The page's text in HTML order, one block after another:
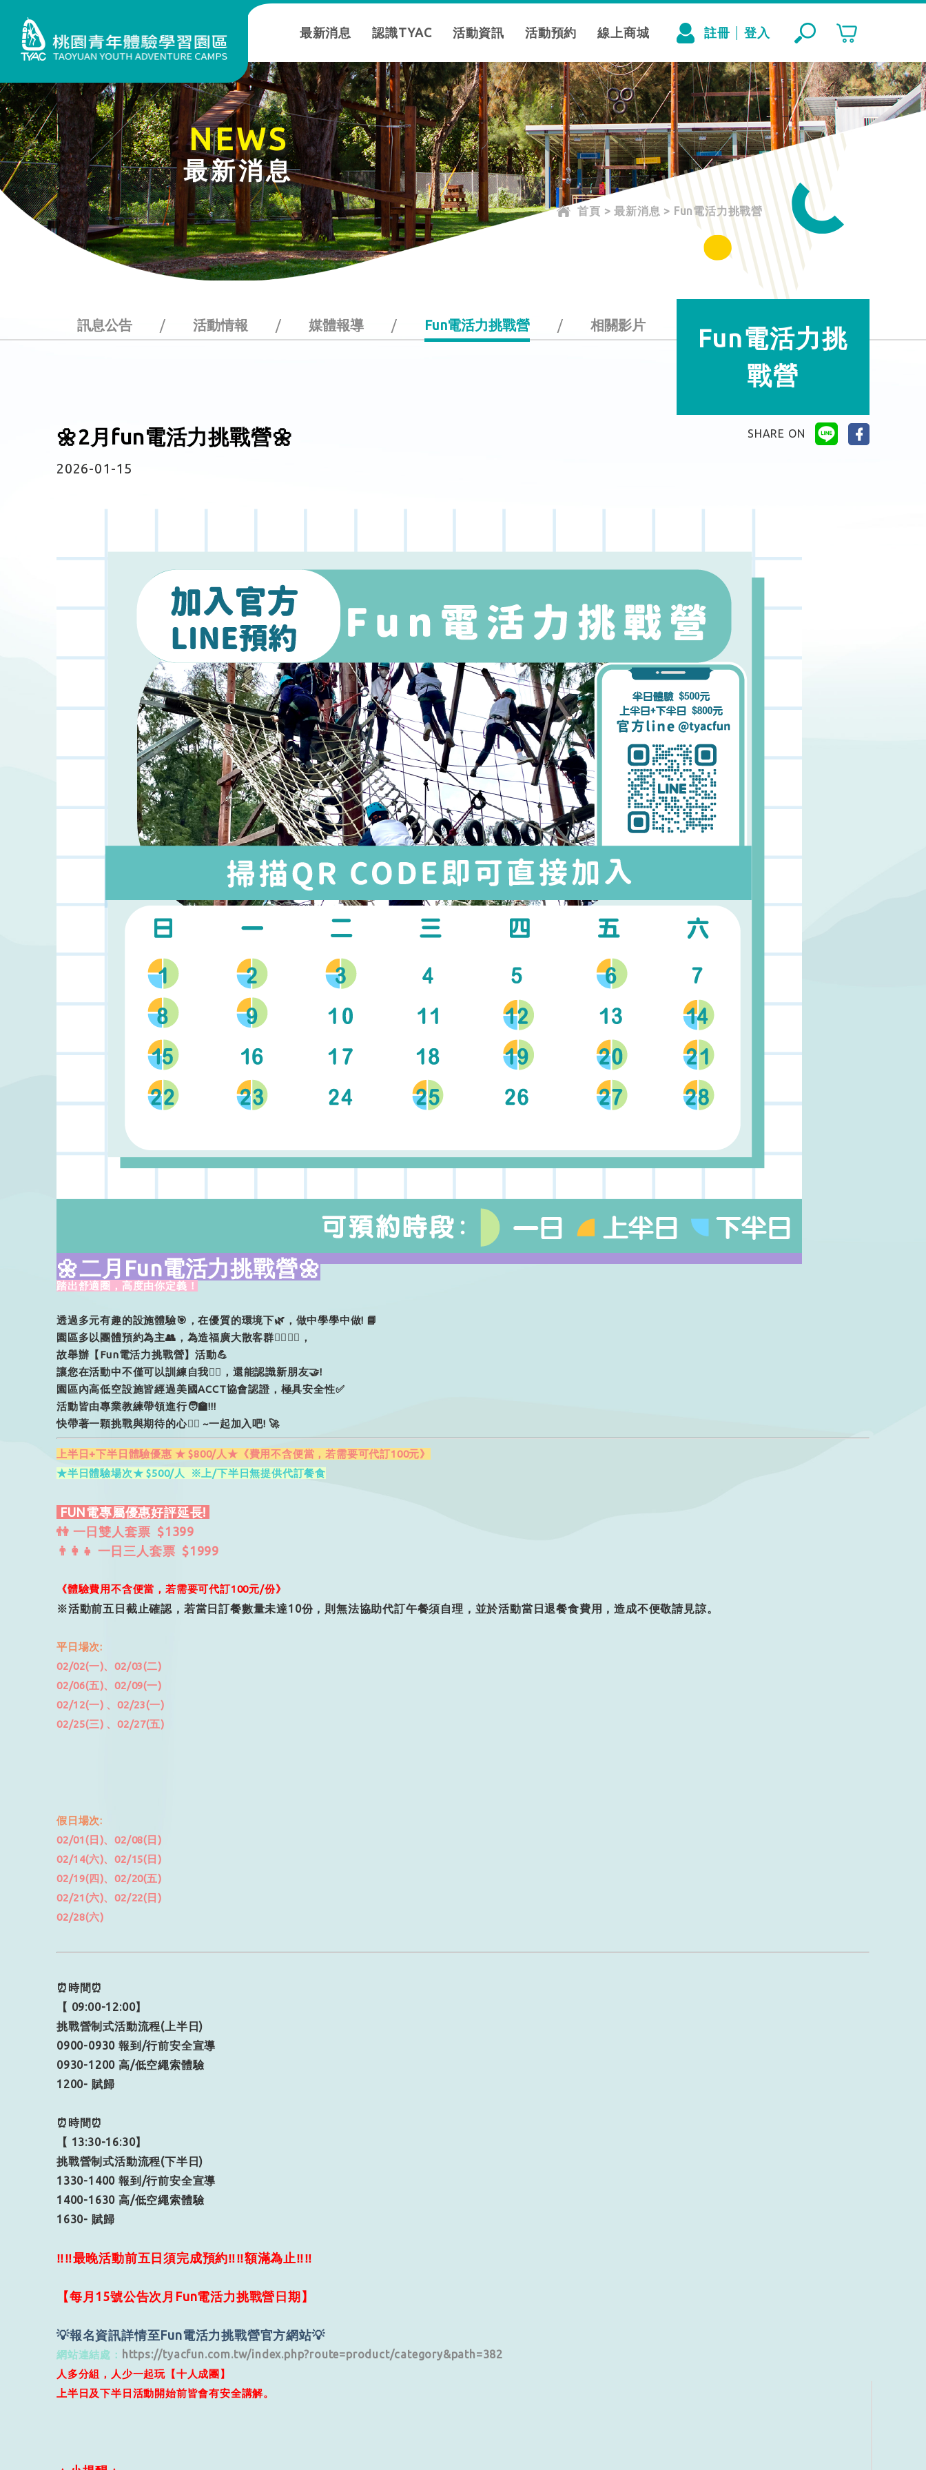
最新消息 認識TYAC 活動資訊 活動預約 線上商城 註冊 登入
NEWS
最新消息
首頁 >最新消息 > Fun電活力挑戰營
訊息公告 / 活動情報 / 媒體報導 / Fun電活力挑戰營 / 相關影片
Fun電活力挑
戰營
SHARE ON
🌼2月fun電活力挑戰營🌼
2026-01-15
🌼二月Fun電活力挑戰營🌼
踏出舒適圈，高度由你定義！
透過多元有趣的設施體驗🎯 ，在優質的環境下🌿 ， 做中學學中做! 📘
園區多以團體預約為主👥 ，為造福廣大散客群🧍‍♂️🧍‍♀️ ，
故舉辦【 Fun電活力挑戰營】活動💪
讓您在活動中不僅可以訓練自我🧗‍♂️， 還能認識新朋友🤝!
園區內高低空設施皆經過美國ACCT協會認證，極具安全性✅
活動皆由專業教練帶領進行🧑‍🏫!!!
快帶著一顆挑戰與期待的心❤️‍🔥 ~一起加入吧! 🚀
上半日+下半日體驗優惠 ★ $800/人★《費用不含便當，若需要可代訂100元》
★半日體驗場次★ $500/人 ※上/下半日無提供代訂餐食
FUN電專屬優惠好評延長!
👫 一日雙人套票 $1399
👨‍👩‍👧 一日三人套票 $1999
《體驗費用不含便當，若需要可代訂100元/份》
※活動前五日截止確認，若當日訂餐數量未達10份，則無法協助代訂午餐須自理，並於活動當日退餐食費用，造成不便敬請見諒。
平日場次:
02/02(一)、02/03(二)
02/06(五)、02/09(一)
02/12(一) 、02/23(一)
02/25(三) 、02/27(五)
假日場次:
02/01(日)、02/08(日)
02/14(六)、02/15(日)
02/19(四)、02/20(五)
02/21(六)、02/22(日)
02/28(六)
⏰時間⏰
【 09:00-12:00】
挑戰營制式活動流程(上半日)
0900-0930 報到/行前安全宣導
0930-1200 高/低空繩索體驗
1200- 賦歸
⏰時間⏰
【 13:30-16:30】
挑戰營制式活動流程(下半日)
1330-1400 報到/行前安全宣導
1400-1630 高/低空繩索體驗
1630- 賦歸
‼‼最晚活動前五日須完成預約‼‼額滿為止‼‼
【每月15號公告次月Fun電活力挑戰營日期】
💡報名資訊詳情至Fun電活力挑戰營官方網站💡
網站連結處： https://tyacfun.com.tw/index.php?route=product/category&path=382
人多分組，人少一起玩【十人成團】
上半日及下半日活動開始前皆會有安全講解。